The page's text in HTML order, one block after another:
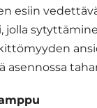
esiin
jolla
asennossa